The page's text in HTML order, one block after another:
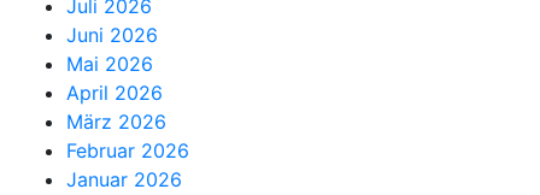
Juli 2026
Juni 2026
Mai 2026
April 2026
März 2026
Februar 2026
Januar 2026